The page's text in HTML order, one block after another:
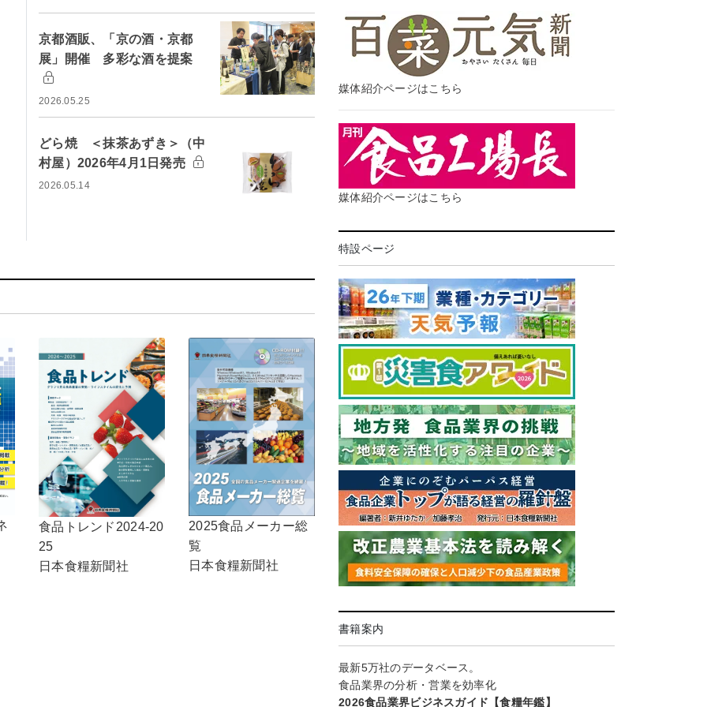
京都酒販、「京の酒・京都
展」開催 多彩な酒を提案
2026.05.25
どら焼 ＜抹茶あずき＞（中
村屋）2026年4月1日発売
2026.05.14
食品トレンド2024-20
25
日本食糧新聞社
2025食品メーカー総
覧
日本食糧新聞社
媒体紹介ページはこちら
媒体紹介ページはこちら
特設ページ
書籍案内
最新5万社のデータベース。
食品業界の分析・営業を効率化
2026食品業界ビジネスガイド【食糧年鑑】